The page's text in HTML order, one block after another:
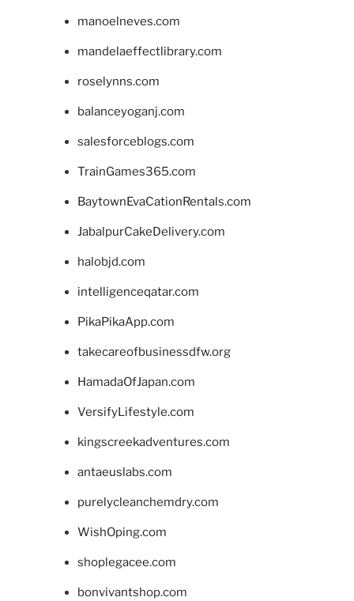
manoelneves.com
mandelaeffectlibrary.com
roselynns.com
balanceyoganj.com
salesforceblogs.com
TrainGames365.com
BaytownEvaCationRentals.com
JabalpurCakeDelivery.com
halobjd.com
intelligenceqatar.com
PikaPikaApp.com
takecareofbusinessdfw.org
HamadaOfJapan.com
VersifyLifestyle.com
kingscreekadventures.com
antaeuslabs.com
purelycleanchemdry.com
WishOping.com
shoplegacee.com
bonvivantshop.com